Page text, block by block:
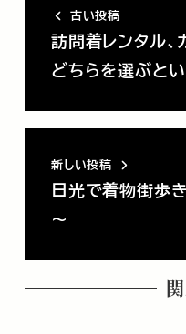
古い投稿
訪問着レンタル、
どちらを選ぶと
新しい投稿
日光で着物街歩
～